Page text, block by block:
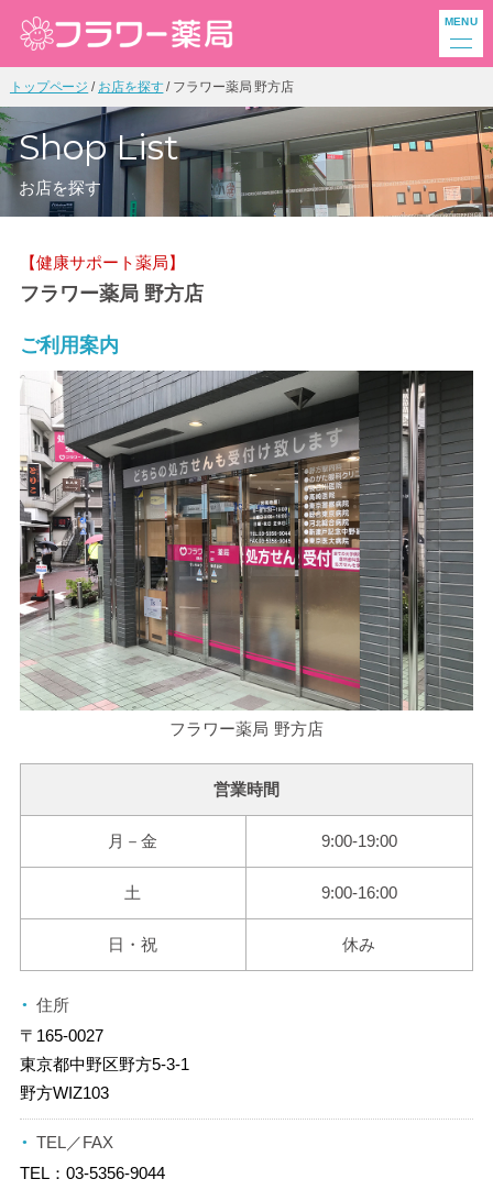
トップページ お店を探す フラワー薬局 野方店
Shop List
お店を探す
【健康サポート薬局】
フラワー薬局 野方店
ご利用案内
フラワー薬局 野方店
営業時間
月－金 9:00-19:00
土 9:00-16:00
日・祝 休み
住所
〒165-0027
東京都中野区野方5-3-1
野方WIZ103
TEL／FAX
TEL：03-5356-9044